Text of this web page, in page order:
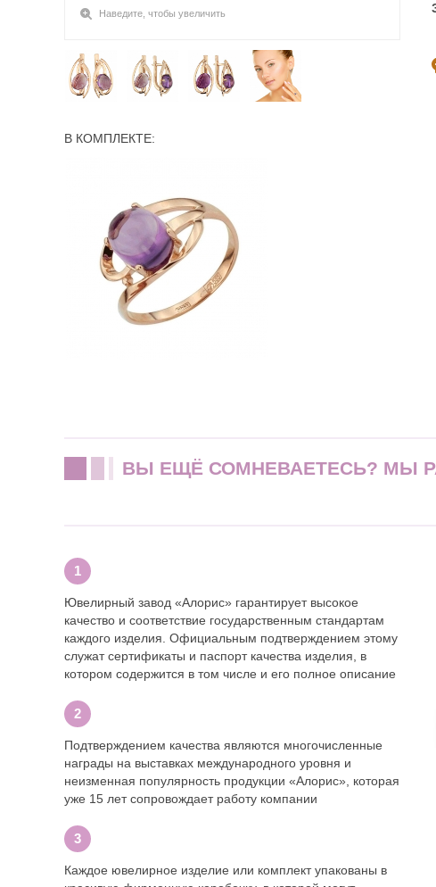
Наведите, чтобы увеличить
В КОМПЛЕКТЕ:
ВЫ ЕЩЁ СОМНЕВАЕТЕСЬ? МЫ
Ювелирный завод «Алорис» гарантирует высокое
качество и соответствие государственным стандартам
каждого изделия. Официальным подтверждением этому
служат сертификаты и паспорт качества изделия, в
котором содержится в том числе и его полное описание
Подтверждением качества являются многочисленные
награды на выставках международного уровня и
неизменная популярность продукции «Алорис», которая
уже 15 лет сопровождает работу компании
Каждое ювелирное изделие или комплект упакованы в